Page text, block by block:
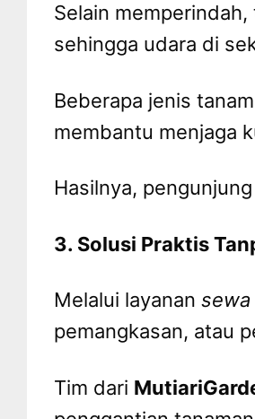
Selain
sehingga udara di
Beberapa jenis
membantu menjaga
Hasilnya,
3. Solusi Praktis
Melalui layanan sewa
pemangkasan, atau
Tim dari